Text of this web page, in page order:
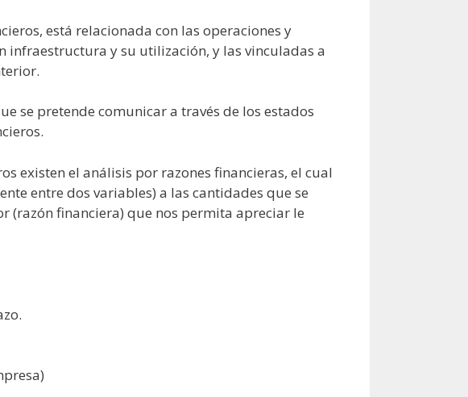
está relacionada con las operaciones y
infraestructura y su utilización, y las vinculadas a
se pretende comunicar a través de los estados
existen el análisis por razones financieras, el cual
entre dos variables) a las cantidades que se
(razón financiera) que nos permita apreciar le